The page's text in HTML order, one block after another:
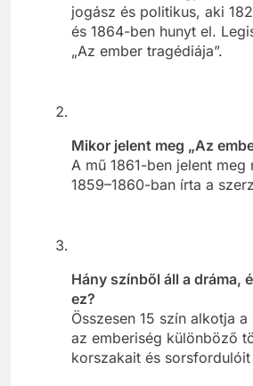
jogász és politikus, aki
és 1864-ben hunyt el.
„Az ember tragédiája”.
Mikor jelent meg „Az
A mű 1861-ben jelent meg
1859–1860-ban írta a
Hány színből áll a dráma,
ez?
Összesen 15 szín alkotja
az emberiség különböző
korszakait és